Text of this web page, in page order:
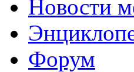
Новости
Форум